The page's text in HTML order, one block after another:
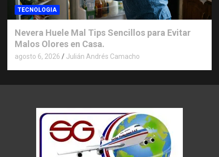
TECNOLOGIA
Nevera Huele Mal Tips Sencillos para Evitar
Malos Olores en Casa.
agosto 6, 2026 Julián Andrés Camacho